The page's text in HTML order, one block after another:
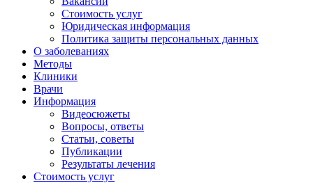
Стоимость услуг
Юридическая информация
Политика защиты персональных данных
О заболеваниях
Методы
Клиники
Врачи
Информация
Видеосюжеты
Вопросы, ответы
Статьи, советы
Публикации
Результаты лечения
Стоимость услуг